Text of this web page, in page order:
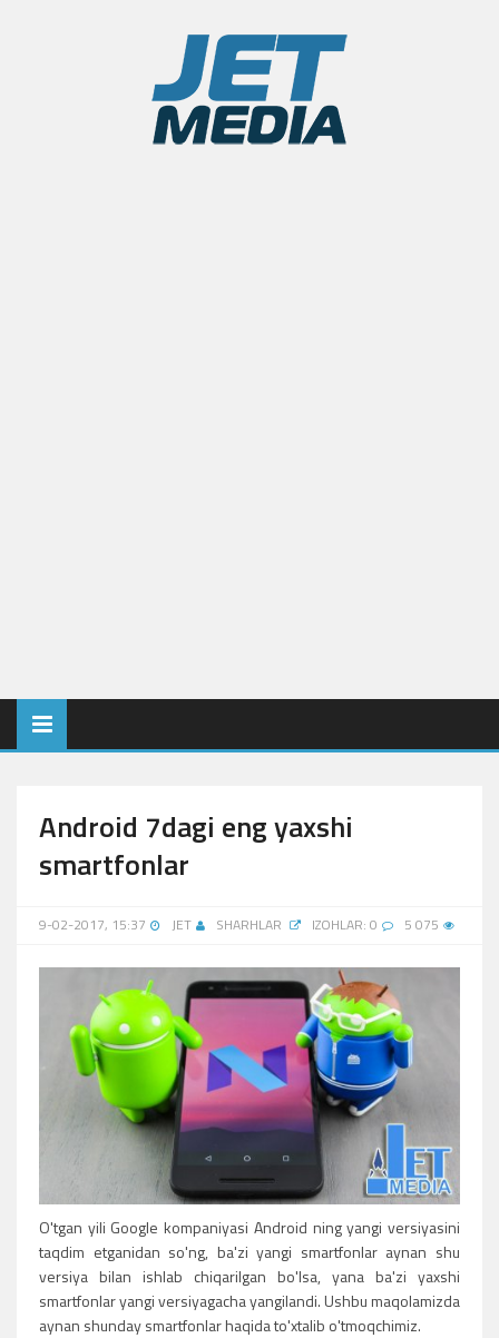
Android 7dagi eng yaxshi
smartfonlar
9-02-2017, 15:37 JET SHARHLAR IZOHLAR: 0 5 075
O'tgan yili Google kompaniyasi Android ning yangi versiyasini
taqdim etganidan so'ng, ba'zi yangi smartfonlar aynan shu
versiya bilan ishlab chiqarilgan bo'lsa, yana ba'zi yaxshi
smartfonlar yangi versiyagacha yangilandi. Ushbu maqolamizda
aynan shunday smartfonlar haqida to'xtalib o'tmoqchimiz.